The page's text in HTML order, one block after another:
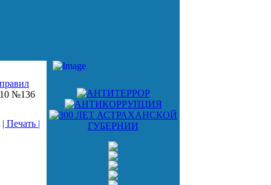
№136
| Печать |